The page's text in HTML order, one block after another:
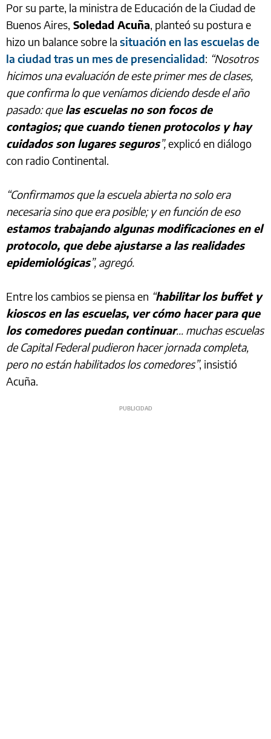
Por su parte, la ministra de Educación de la Ciudad de
Buenos Aires, Soledad Acuña, planteó su postura e
hizo un balance sobre la situación en las escuelas de
la ciudad tras un mes de presencialidad: “Nosotros
hicimos una evaluación de este primer mes de clases,
que confirma lo que veníamos diciendo desde el año
pasado: quelas escuelas no son focos de
contagios; que cuando tienen protocolos y hay
cuidados son lugares seguros”,explicó en diálogo
con radio Continental.
“Confirmamos que la escuela abierta no solo era
necesaria sino que era posible; y en función de eso
estamos trabajando algunas modificaciones en el
protocolo, que debe ajustarse a las realidades
epidemiológicas”, agregó.
Entre los cambios se piensa en “habilitar los buffet y
kioscos en las escuelas, ver cómo hacer para que
los comedores puedan continuar... muchas escuelas
de Capital Federal pudieron hacer jornada completa,
pero no están habilitados los comedores”, insistió
Acuña.